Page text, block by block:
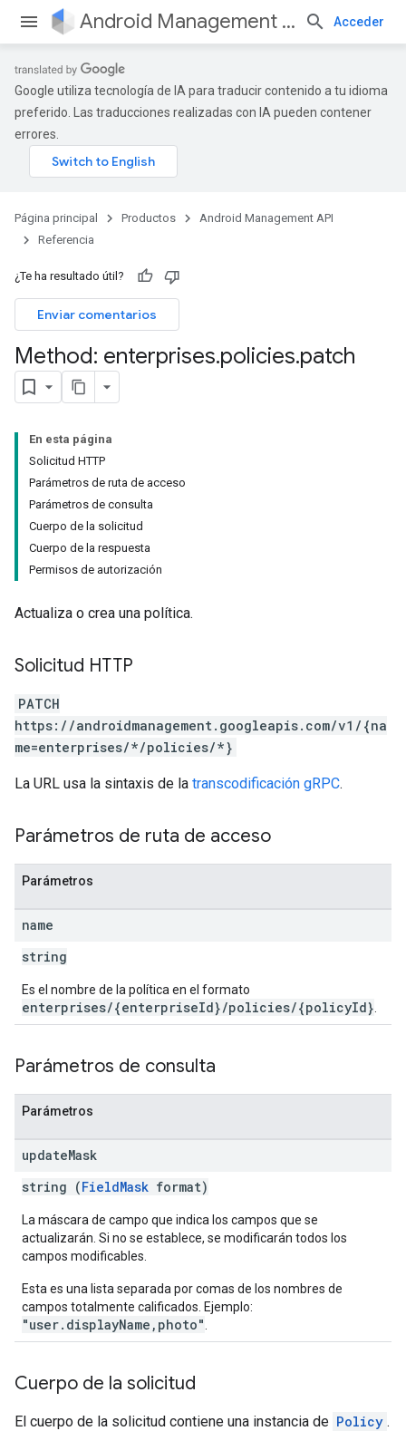
Android Management API Acceder
Google utiliza tecnología de IA para traducir contenido a tu idioma
preferido. Las traducciones realizadas con IA pueden contener
errores.
Página principal Productos
Android Management API
Referencia
¿Te ha resultado útil?
Enviar comentarios
Method: enterprises.policies.patch
En esta página
Solicitud HTTP
Parámetros de ruta de acceso
Parámetros de consulta
Cuerpo de la solicitud
Cuerpo de la respuesta
Permisos de autorización
Actualiza o crea una política.
Solicitud HTTP
PATCH
https://androidmanagement.googleapis.com/v1/{na
me=enterprises/*/policies/*}
La URL usa la sintaxis de la transcodificación gRPC.
Parámetros de ruta de acceso
Parámetros
name
string
Es el nombre de la política en el formato
enterprises/{enterpriseId}/policies/{policyId}
Parámetros de consulta
Parámetros
updateMask
string (FieldMask format)
La máscara de campo que indica los campos que se
actualizarán. Si no se establece, se modificarán todos los
campos modificables.
Esta es una lista separada por comas de los nombres de
campos totalmente calificados. Ejemplo:
"user.displayName,photo"
Cuerpo de la solicitud
El cuerpo de la solicitud contiene una instancia de Policy .